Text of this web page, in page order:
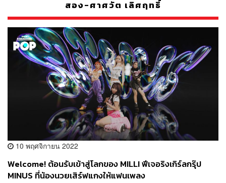
สอง-ศาศวัต เลิศฤทธิ์
10 พฤศจิกายน 2022
Welcome! ต้อนรับเข้าสู่โลกของ MILLI ฟีเจอริงเกิร์ลกรุ๊ป
MINUS ที่น้องนวยเสิร์ฟแกงให้แฟนเพลง